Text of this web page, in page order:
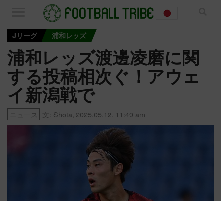
Jリーグ 浦和レッズ
浦和レッズ渡邊凌磨に関
する投稿相次ぐ！アウェ
イ新潟戦で
ニュース 文: Shota 2025.05.12. 11:49 am